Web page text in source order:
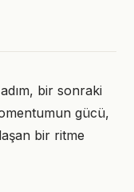
bir sonraki
gücü,
bir ritme